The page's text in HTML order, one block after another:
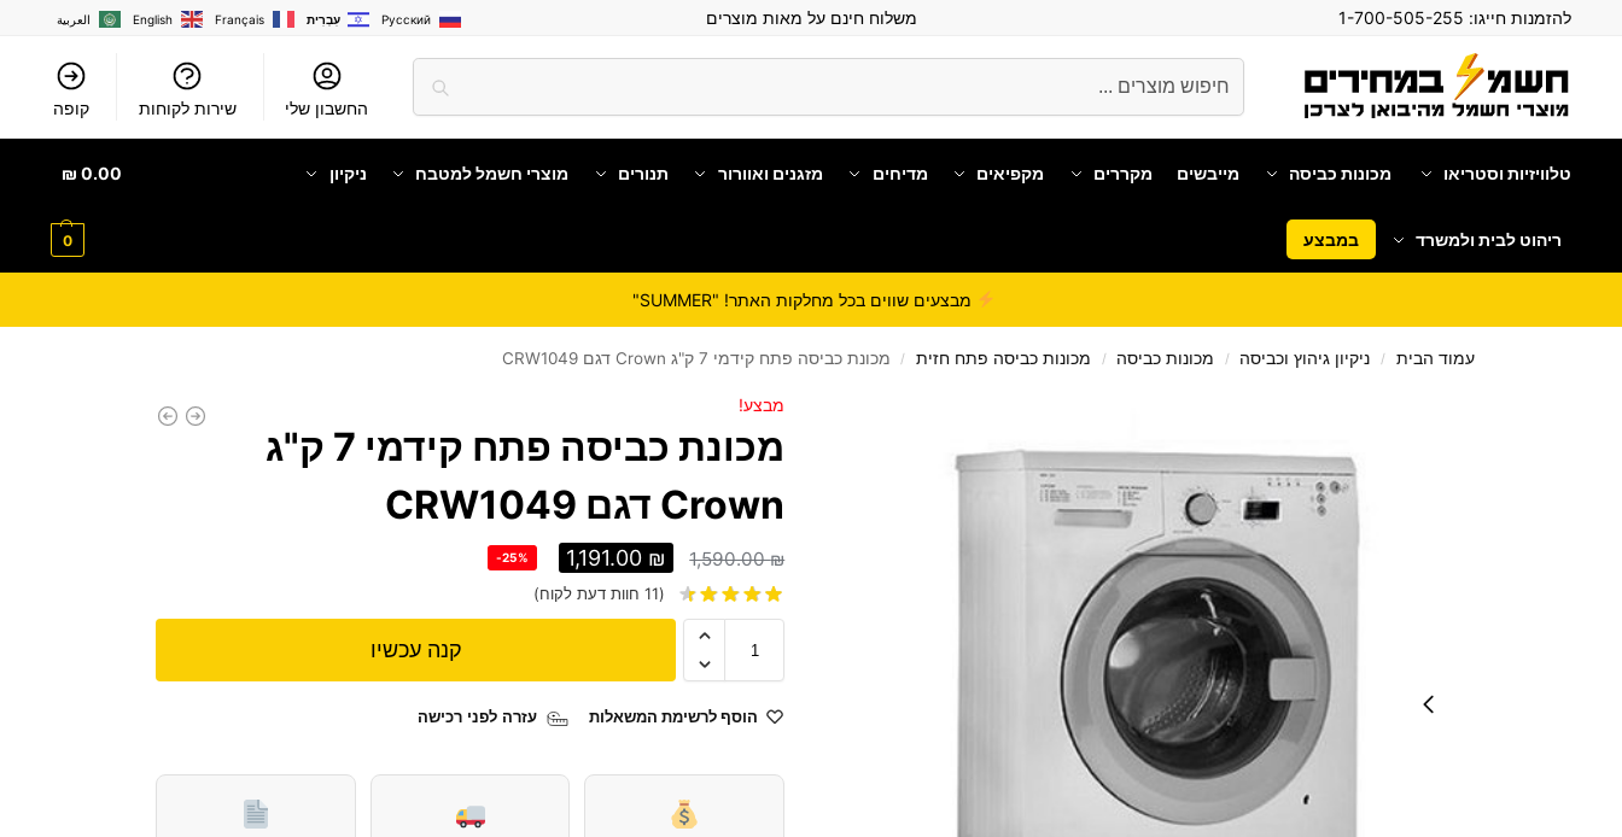
להזמנות חייגו: משלוח חינם על מאות מוצרים العربية English Français עִבְרִית Русский
החשבון שלי שירות לקוחות קופה
טלוויזיות וסטריאו מכונות כביסה מייבשים מקררים מקפיאים מדיחים מזגנים ואוורור תנורים מוצרי חשמל למטבח ניקיון
ריהוט לבית ולמשרד במבצע
0.00
₪
0
מבצעים שווים בכל מחלקות האתר! "SUMMER"
עמוד הבית / ניקיון גיהוץ וכביסה / מכונות כביסה / מכונות כביסה פתח חזית / מכונת כביסה ‏פתח קידמי 7 ‏ק"ג Crown דגם CRW1049
מבצע!
מכונת כביסה ‏פתח קידמי 7 ‏ק"ג
Crown דגם CRW1049
1,590.00₪
1,191.00 ₪
-25%
(
11 חוות דעת לקוח)
קנה עכשיו
הוסף לרשימת המשאלות עזרה לפני רכישה